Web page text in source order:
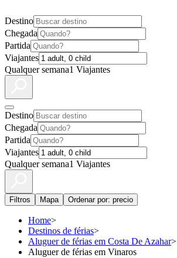
Destino
Chegada
Partida
Viajantes
Qualquer semana1 Viajantes
Destino
Chegada
Partida
Viajantes
Qualquer semana1 Viajantes
Filtros Mapa Ordenar por: precio
Home>
Destinos de férias>
Aluguer de férias em Costa De Azahar>
Aluguer de férias em Vinaros